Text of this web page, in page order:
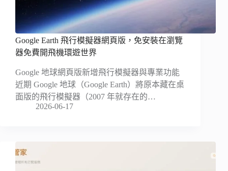
Google Earth 飛行模擬器網頁版，免安裝在瀏覽
器免費開飛機環遊世界
Google 地球網頁版新增飛行模擬器與專業功能
近期 Google 地球（Google Earth）將原本藏在桌
面版的飛行模擬器（2007 年就存在的…
2026-06-17